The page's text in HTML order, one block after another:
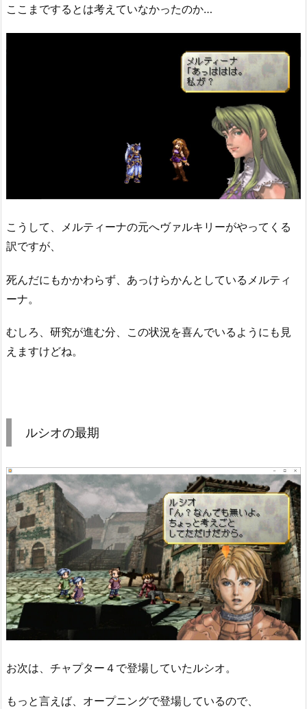
ここまでするとは考えていなかったのか…
こうして、メルティーナの元へヴァルキリーがやってくる
訳ですが、
死んだにもかかわらず、あっけらかんとしているメルティ
ーナ。
むしろ、研究が進む分、この状況を喜んでいるようにも見
えますけどね。
ルシオの最期
お次は、チャプター４で登場していたルシオ。
もっと言えば、オープニングで登場しているので、